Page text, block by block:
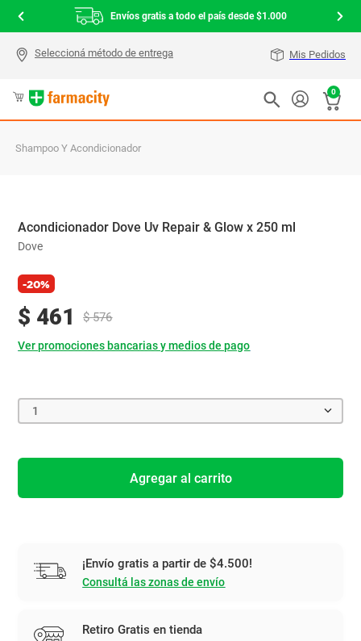
Envíos gratis a todo el país desde $1.000
Mis Pedidos
0
Shampoo Y Acondicionador
Acondicionador Dove Uv Repair & Glow x 250 ml
Dove
-20%
$ 461 $ 576
Ver promociones bancarias y medios de pago
1
Agregar al carrito
¡Envío gratis a partir de $4.500!
Consultá las zonas de envío
Retiro Gratis en tienda